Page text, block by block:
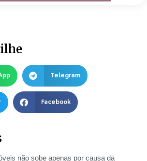
Telegram
Facebook
não sobe apenas por causa da